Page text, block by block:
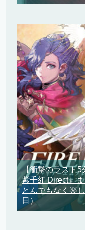
【衝撃のラスト5
紫千紅 Direct』
とんでもなく楽
日）